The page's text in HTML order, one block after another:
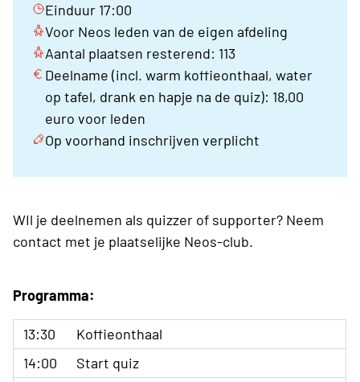
Einduur 17:00
Voor Neos leden van de eigen afdeling
Aantal plaatsen resterend: 113
Deelname (incl. warm koffieonthaal, water
op tafel, drank en hapje na de quiz): 18,00
euro voor leden
Op voorhand inschrijven verplicht
WIl je deelnemen als quizzer of supporter? Neem
contact met je plaatselijke Neos-club.
Programma:
13:30
Koffieonthaal
14:00
Start quiz